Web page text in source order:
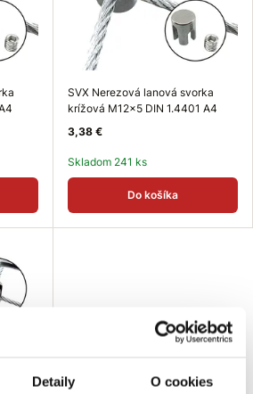
Detaily O cookies
SVX Nerezová lanová svorka
krížová M12x5 DIN 1.4401 A4
3,38 €
Skladom 241 ks
Do košíka